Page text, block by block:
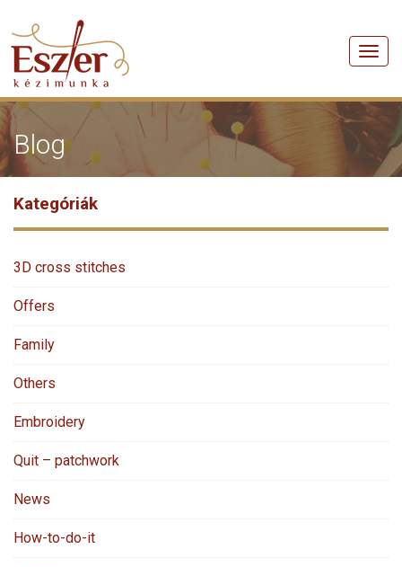
Menü
Blog
Kategóriák
3D cross stitches
Offers
Family
Others
Embroidery
Quit – patchwork
News
How-to-do-it